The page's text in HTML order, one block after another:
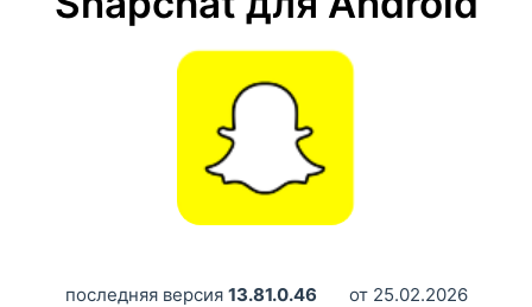
последняя версия 13.81.0.46
от 25.02.2026